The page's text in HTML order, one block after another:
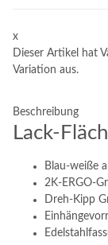
x
Dieser Artikel hat
Variation aus.
Beschreibung
Lack-
Blau-weiße
2K-ERGO-
Dreh-Kipp